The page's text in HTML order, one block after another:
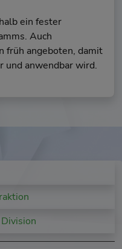
ein fester
Auch
früh angeboten, damit
und anwendbar wird.